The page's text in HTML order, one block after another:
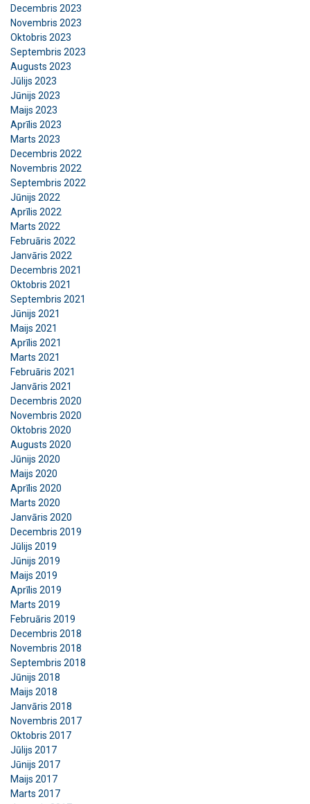
Decembris 2023
Novembris 2023
Oktobris 2023
Septembris 2023
Augusts 2023
Jūlijs 2023
Jūnijs 2023
Maijs 2023
Aprīlis 2023
Marts 2023
Decembris 2022
Novembris 2022
Septembris 2022
Jūnijs 2022
Aprīlis 2022
Marts 2022
Februāris 2022
Janvāris 2022
Decembris 2021
Oktobris 2021
Septembris 2021
Jūnijs 2021
Maijs 2021
Aprīlis 2021
Marts 2021
Februāris 2021
Janvāris 2021
Decembris 2020
Novembris 2020
Oktobris 2020
Augusts 2020
Jūnijs 2020
Maijs 2020
Aprīlis 2020
Marts 2020
Janvāris 2020
Decembris 2019
Jūlijs 2019
Jūnijs 2019
Maijs 2019
Aprīlis 2019
Marts 2019
Februāris 2019
Decembris 2018
Novembris 2018
Septembris 2018
Jūnijs 2018
Maijs 2018
Janvāris 2018
Novembris 2017
Oktobris 2017
Jūlijs 2017
Jūnijs 2017
Maijs 2017
Marts 2017
Šajā tīmekļa vietnē tiek
izmantoti sīkfaili
Mēs izmantojam sīkfailus, lai
personalizētu saturu, reklāmas un
analizētu mūsu trafiku. Mēs arī kopīgojam
informāciju par to, kā jūs lietojat mūsu
vietni ar mūsu reklāmas un analītikas
partneriem, kuri to var apvienot ar citu
informāciju, ko esat viņiem sniedzis vai ko
viņi ir apkopojuši, izmantojot jūsu
pakalpojumus.
Funkcionalitātes